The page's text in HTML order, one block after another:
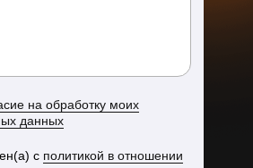
на обработку моих
данных
с политикой в отношении